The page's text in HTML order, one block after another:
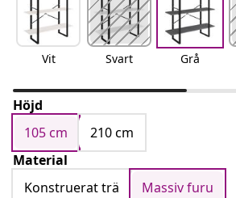
Vit Svart Grå
Höjd
105 cm
210 cm
Material
Konstruerat trä
Massiv furu